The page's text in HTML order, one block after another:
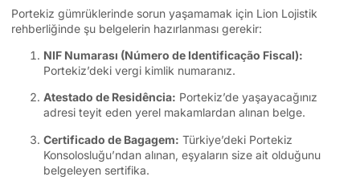
Portekiz gümrüklerinde sorun yaşamamak için Lion Lojistik
rehberliğinde şu belgelerin hazırlanması gerekir:
NIF Numarası (Número de Identificação Fiscal):
Portekiz’deki vergi kimlik numaranız.
Atestado de Residência: Portekiz’de yaşayacağınız
adresi teyit eden yerel makamlardan alınan belge.
Certificado de Bagagem: Türkiye’deki Portekiz
Konsolosluğu’ndan alınan, eşyaların size ait olduğunu
belgeleyen sertifika.